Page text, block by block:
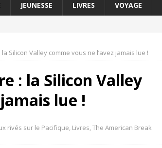
JEUNESSE LIVRES VOYAGE
Silicon Valley comme vous ne l’avez jamais lue !
: la Silicon Valley
lue !
rivés sur le Pacifique, Livres,The American Break